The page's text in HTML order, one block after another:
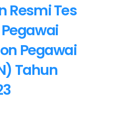
Resmi Tes
Pegawai
Tahun